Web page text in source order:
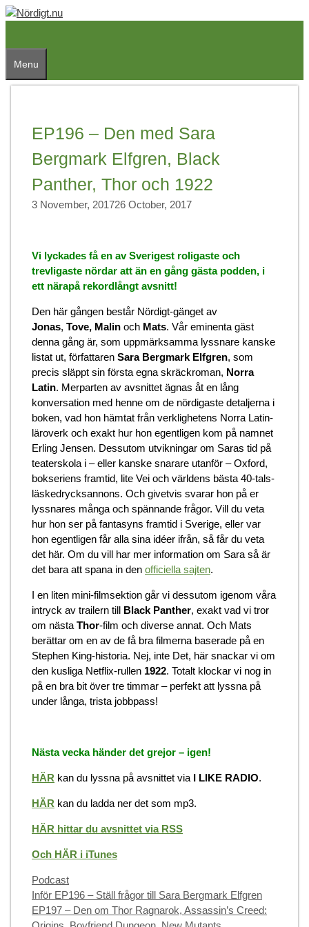
Skip
Menu
EP196 – Den med Sara
Bergmark Elfgren, Black
Panther, Thor och 1922
3 November, 201726 October, 2017
Vi lyckades få en av Sverigest roligaste och
trevligaste nördar att än en gång gästa podden, i
ett närapå rekordlångt avsnitt!
Den här gången består Nördigt-gänget av
Jonas, Tove, Malin och Mats. Vår eminenta gäst
denna gång är, som uppmärksamma lyssnare kanske
listat ut, författaren Sara Bergmark Elfgren, som
precis släppt sin första egna skräckroman, Norra
Latin. Merparten av avsnittet ägnas åt en lång
konversation med henne om de nördigaste detaljerna i
boken, vad hon hämtat från verklighetens Norra Latin-
läroverk och exakt hur hon egentligen kom på namnet
Erling Jensen. Dessutom utvikningar om Saras tid på
teaterskola i – eller kanske snarare utanför – Oxford,
bokseriens framtid, lite Vei och världens bästa 40-tals-
läskedrycksannons. Och givetvis svarar hon på er
lyssnares många och spännande frågor. Vill du veta
hur hon ser på fantasyns framtid i Sverige, eller var
hon egentligen får alla sina idéer ifrån, så får du veta
det här. Om du vill har mer information om Sara så är
det bara att spana in den officiella sajten.
I en liten mini-filmsektion går vi dessutom igenom våra
intryck av trailern till Black Panther, exakt vad vi tror
om nästa Thor-film och diverse annat. Och Mats
berättar om en av de få bra filmerna baserade på en
Stephen King-historia. Nej, inte Det, här snackar vi om
den kusliga Netflix-rullen 1922. Totalt klockar vi nog in
på en bra bit över tre timmar – perfekt att lyssna på
under långa, trista jobbpass!
Nästa vecka händer det grejor – igen!
HÄR kan du lyssna på avsnittet via I LIKE RADIO.
HÄR kan du ladda ner det som mp3.
HÄR hittar du avsnittet via RSS
Och HÄR i iTunes
Categories
Podcast
Inför EP196 – Ställ frågor till Sara Bergmark Elfgren
EP197 – Den om Thor Ragnarok, Assassin’s Creed: